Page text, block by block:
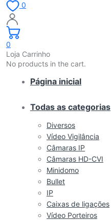
0
0
Loja Carrinho
No products in the cart.
Página inicial
Todas as categorias
Diversos
Vídeo Vigilância
Câmaras IP
Câmaras HD-CVI
Minidomo
Bullet
IP
Caixas de ligações
Vídeo Porteiros